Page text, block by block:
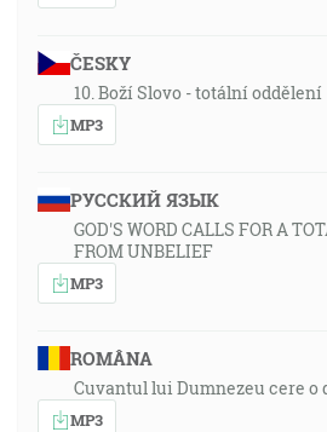
ČESKY
10. Boží Slovo - totální oddělení
MP3
РУССКИЙ ЯЗЫК
GOD'S WORD CALLS FOR A
FROM UNBELIEF
MP3
ROMÂNA
Cuvantul lui Dumnezeu cere o
MP3